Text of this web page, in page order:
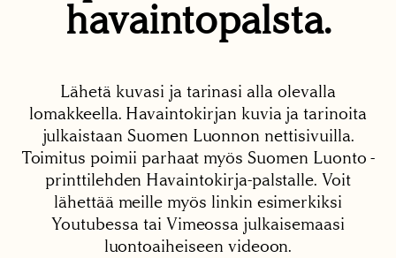
havaintopalsta.
Lähetä kuvasi ja tarinasi alla olevalla
lomakkeella. Havaintokirjan kuvia ja tarinoita
julkaistaan Suomen Luonnon nettisivuilla.
Toimitus poimii parhaat myös Suomen Luonto -
printtilehden Havaintokirja-palstalle. Voit
lähettää meille myös linkin esimerkiksi
Youtubessa tai Vimeossa julkaisemaasi
luontoaiheiseen videoon.